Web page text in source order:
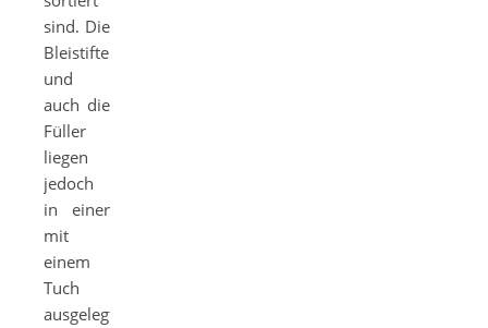
sind. Die
Bleistifte
und
auch die
Füller
liegen
jedoch
in einer
mit
einem
Tuch
ausgelegten